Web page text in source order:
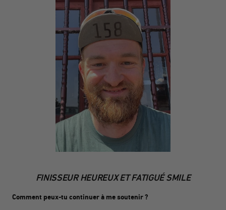
FINISSEUR HEUREUX ET FATIGUÉ SMILE
Comment peux-tu continuer à me soutenir ?